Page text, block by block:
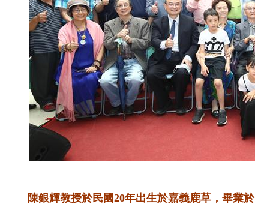
陳銀輝教授於民國20年出生於嘉義鹿草，畢業